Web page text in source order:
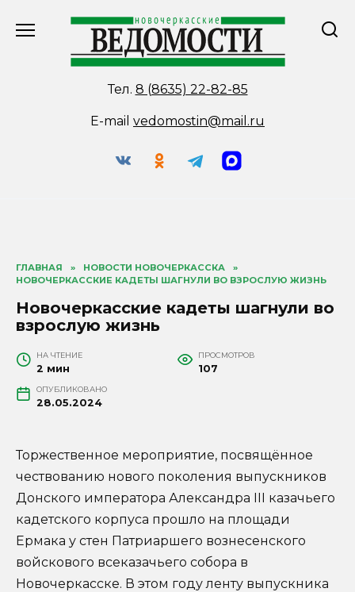
Тел. 8 (8635) 22-82-85
E-mail vedomostin@mail.ru
ГЛАВНАЯ » НОВОСТИ НОВОЧЕРКАССКА
»
НОВОЧЕРКАССКИЕ КАДЕТЫ ШАГНУЛИ ВО ВЗРОСЛУЮ ЖИЗНЬ
Новочеркасские кадеты шагнули во
взрослую жизнь
НА ЧТЕНИЕ
2 мин
ПРОСМОТРОВ
107
ОПУБЛИКОВАНО
28.05.2024
Торжественное мероприятие, посвящённое
чествованию нового поколения выпускников
Донского императора Александра III казачьего
кадетского корпуса прошло на площади
Ермака у стен Патриаршего вознесенского
войскового всеказачьего собора в
Новочеркасске. В этом году ленту выпускника